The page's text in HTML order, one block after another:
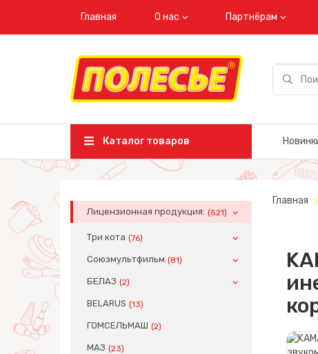
Главная О нас Партнёрам
Каталог товаров
Лицензионная продукция: (521)
Три кота (76)
Союзмультфильм (81)
БЕЛАЗ (2)
BELARUS (13)
ГОМСЕЛЬМАШ (2)
МАЗ (23)
Главная